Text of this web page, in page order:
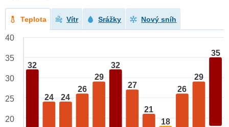
Teplota Vítr Srážky Nový sníh
32
24 24
26
29
32
27
21
18
26
29
35
40
35
30
25
20